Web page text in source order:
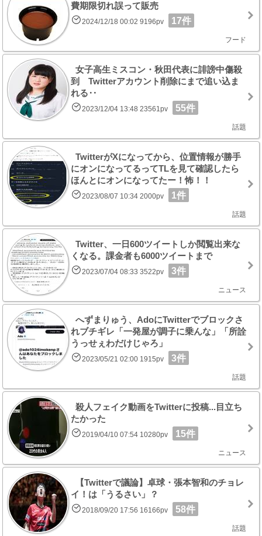
費期限切れ誤って販売
2024/12/18 00:02 9196pv 17件
フード
女子高生ミスコン・秋田代表に誹謗中傷殺
到 Twitterアカウント削除にまで追い込ま
れる‥
2023/12/04 13:48 23561pv 55件
話題
TwitterがXになってから、位置情報が勝手
にオンになってるってTLを見て確認したら
ほんとにオンになってたー！怖！！
2023/08/07 10:34 2000pv 1件
話題
Twitter、一日600ツイートしか閲覧出来な
くなる。課金者も6000ツイートまで
2023/07/04 08:33 3522pv 3件
ニュース
へずまりゅう、AdoにTwitterでブロックさ
れブチギレ「一発屋が調子に乗んな」「所詮
うっせぇわだけじゃろ」
2023/05/21 02:00 1915pv 3件
話題
殺人フェイク動画をTwitterに投稿...目立ち
たかった
2019/04/10 07:54 10280pv 15件
ニュース
【Twitterで議論】卓球・張本智和のチョレ
イ！は「うるさい」？
2018/09/20 17:56 16166pv 58件
話題